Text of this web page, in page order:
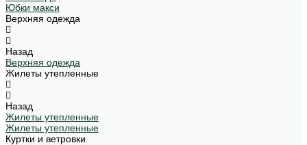
Юбки макси
Верхняя одежда
Назад
Верхняя одежда
Жилеты утепленные
Назад
Жилеты утепленные
Жилеты утепленные
Куртки и ветровки